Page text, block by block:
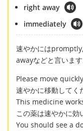
right away
immediately
速やかには
awayなどと言います
Please move
速やかに移動してく
This medicine
この薬は速やかに効
You should see a